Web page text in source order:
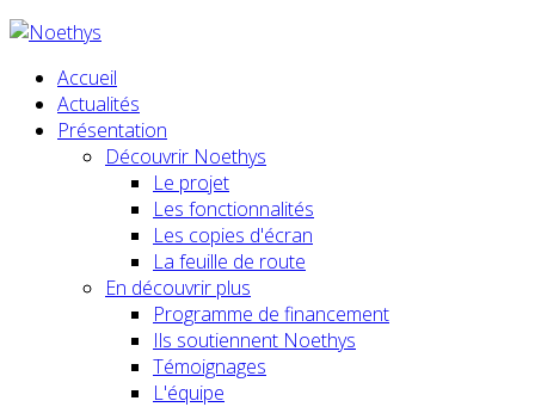
Accueil
Actualités
Présentation
Découvrir Noethys
Le projet
Les fonctionnalités
Les copies d'écran
La feuille de route
En découvrir plus
Programme de financement
Ils soutiennent Noethys
Témoignages
L'équipe